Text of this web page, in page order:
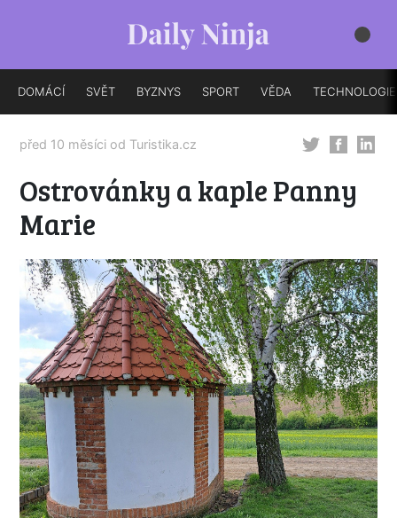
DOMÁCÍ SVĚT BYZNYS SPORT VĚDA TECHNOLOGIE
před 10 měsíci od Turistika.cz
Ostrovánky a kaple Panny
Marie